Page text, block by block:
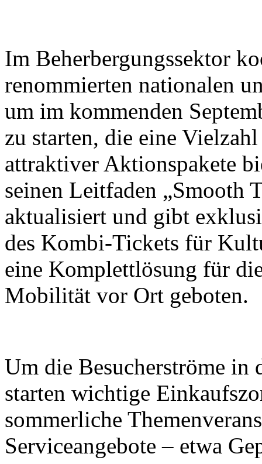
Im Beherbergungssektor
renommierten nationalen
um im kommenden
zu starten, die eine
attraktiver Aktionspakete
seinen Leitfaden „Smooth
aktualisiert und gibt
des Kombi-Tickets für
eine Komplettlösung für
Mobilität vor Ort geboten.
Um die Besucherströme in
starten wichtige
sommerliche
Serviceangebote – etwa